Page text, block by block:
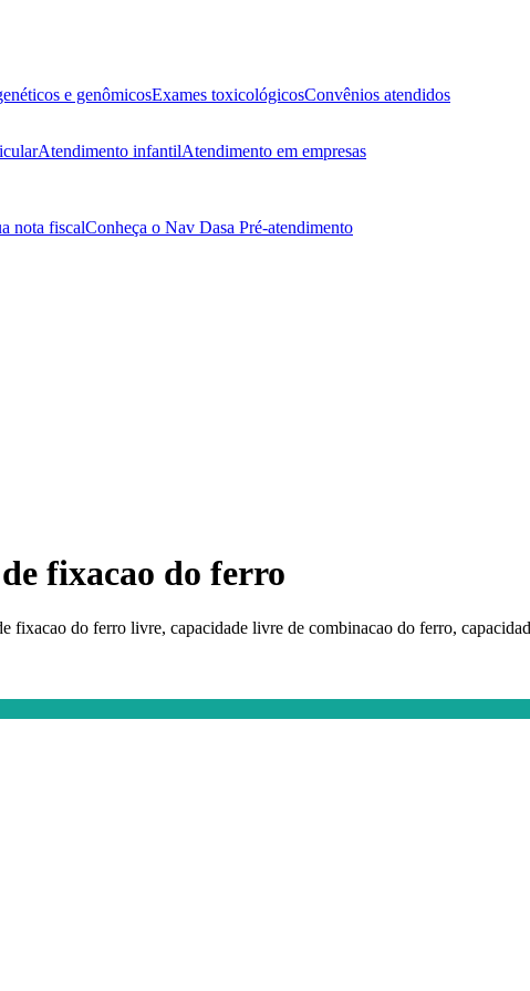
e genômicosExames toxicológicosConvênios atendidos
Atendimento infantilAtendimento em empresas
nota fiscalConheça o Nav Dasa Pré-atendimento
fixacao do ferro
fixacao do ferro livre, capacidade livre de combinacao do ferro,